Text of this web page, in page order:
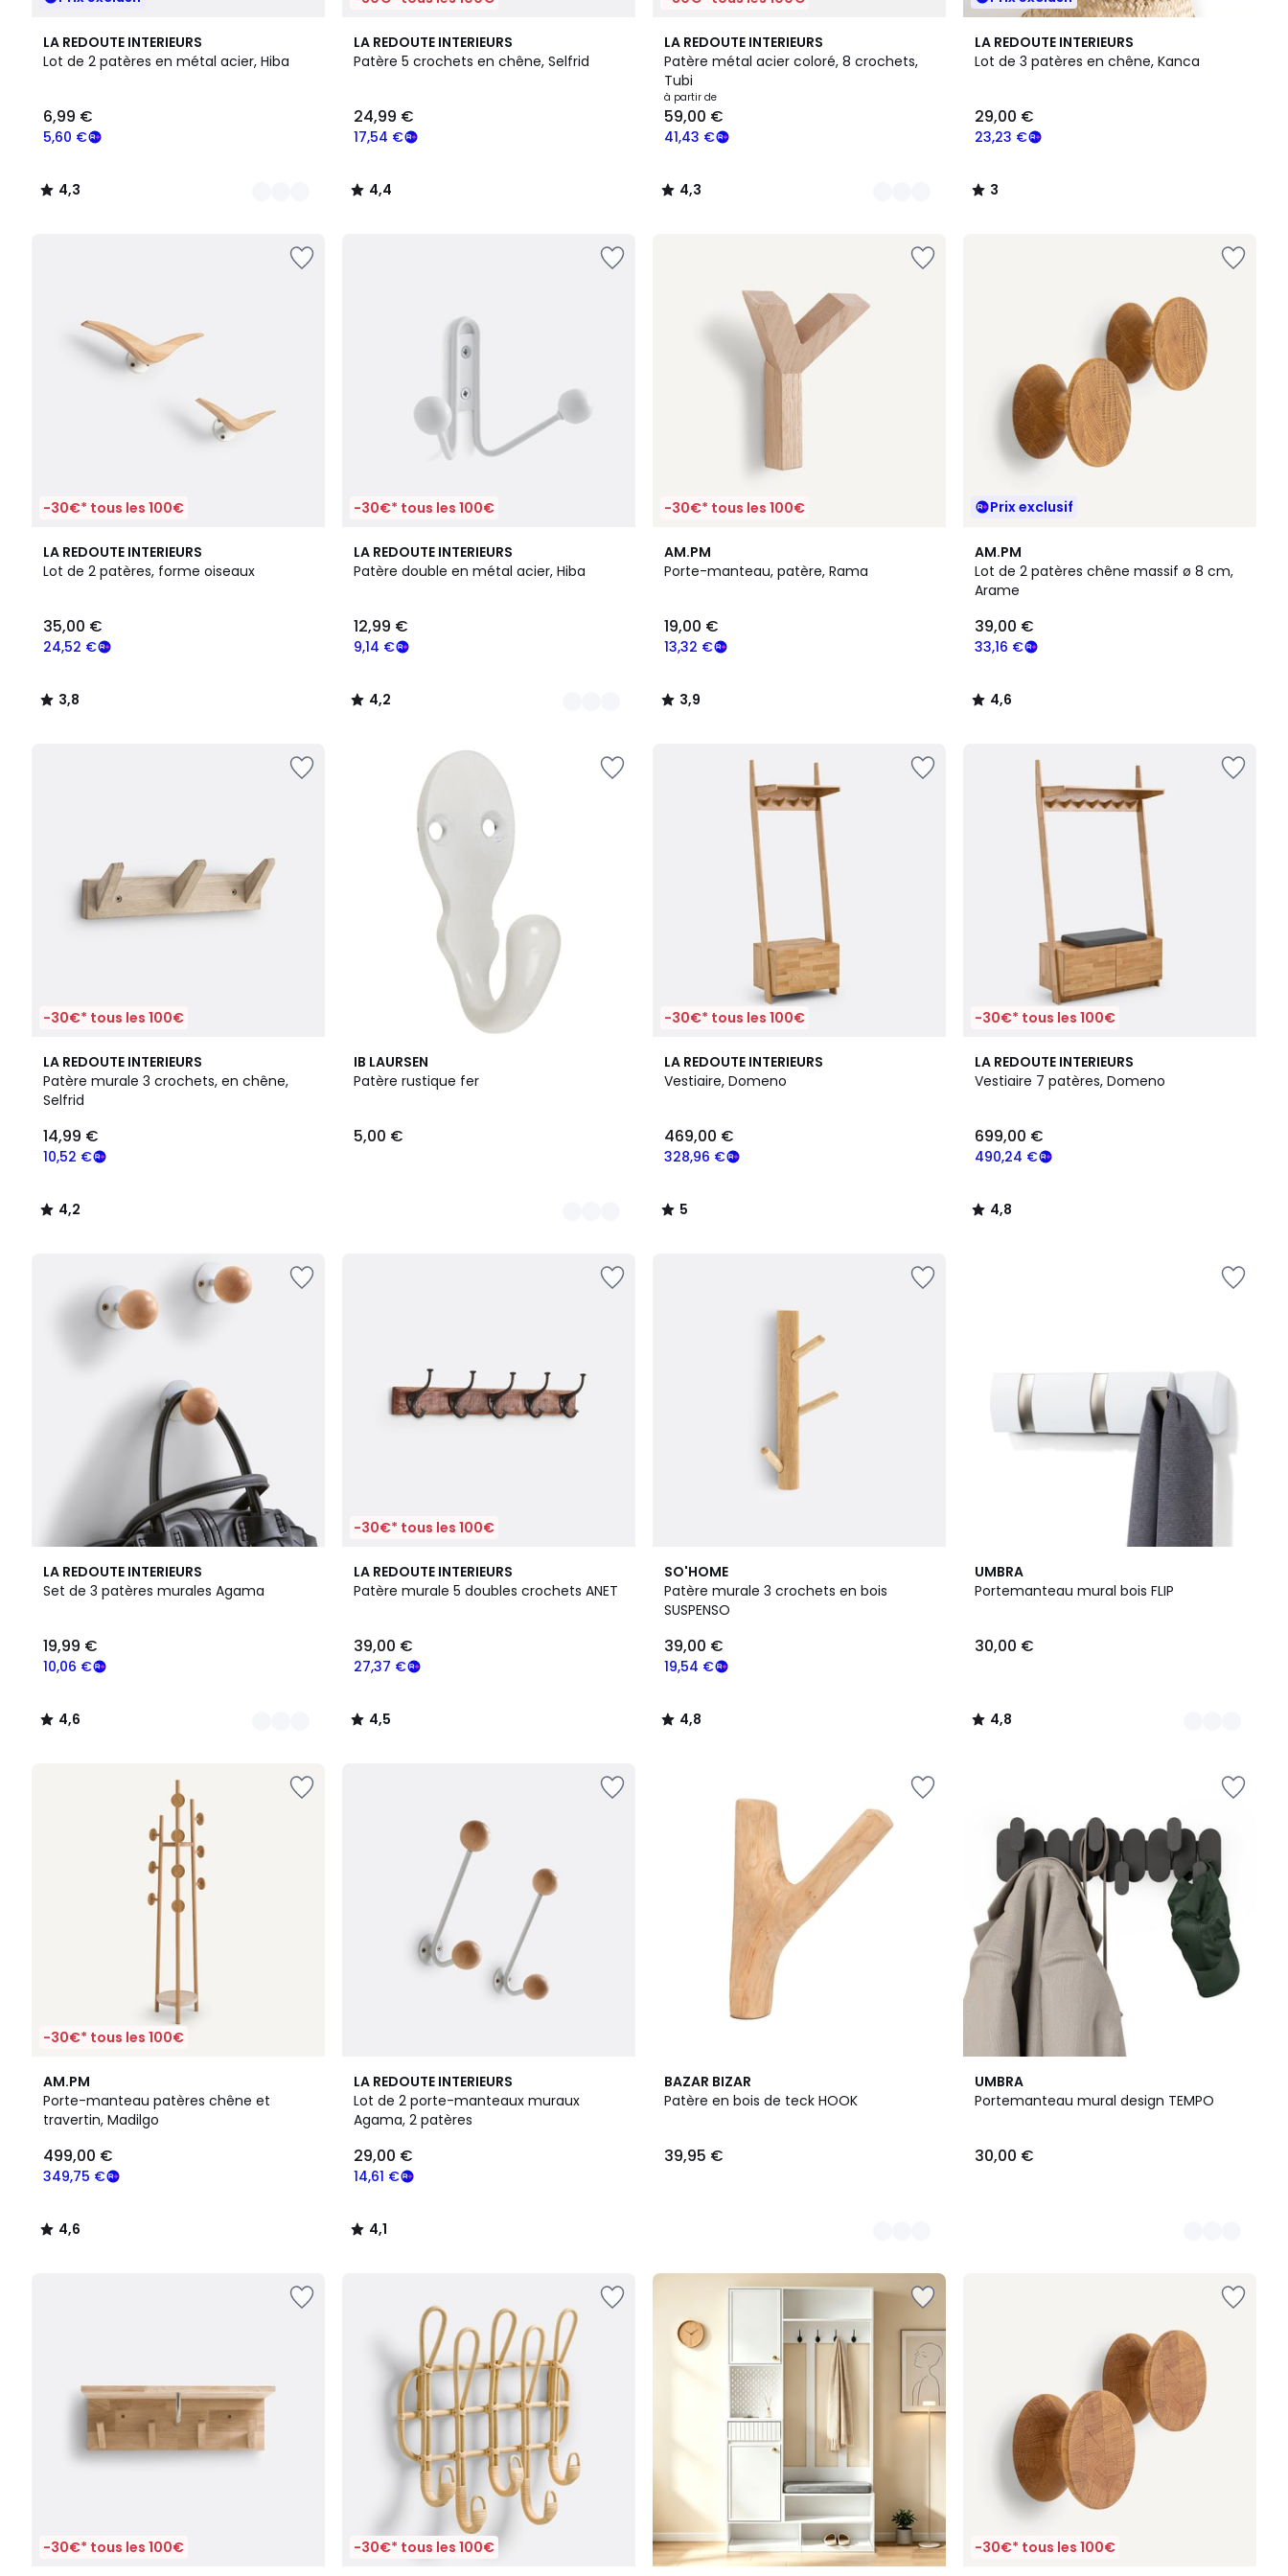
LA REDOUTE INTERIEURS
Lot de 2 patères en métal acier, Hiba
€
souscrivez
programme
5,60 €
6,99 €
4,3
/ 5
9
Couleurs
4,3
/
LA REDOUTE INTERIEURS
Patère 5 crochets en chêne, Selfrid
17,54 €
24,99 €
4,4
/ 5
4,4
/
LA REDOUTE INTERIEURS
Patère métal acier coloré, 8 crochets,
Tubi
à partir de
41,43 €
59,00 €
4,3
/ 5
6
Couleurs
4,3
/
LA REDOUTE INTERIEURS
Lot de 3 patères en chêne, Kanca
23,23 €
29,00 €
3
/
3
/
-30€* tous les 100€
LA REDOUTE INTERIEURS
Lot de 2 patères, forme oiseaux
24,52 €
35,00 €
3,8
/ 5
3,8
/
-30€* tous les 100€
LA REDOUTE INTERIEURS
Patère double en métal acier, Hiba
9,14 €
12,99 €
4,2
/ 5
3
Couleurs
4,2
/
-30€* tous les 100€
AM.PM
Porte-manteau, patère, Rama
13,32 €
19,00 €
3,9
/ 5
3,9
/
Prix exclusif
AM.PM
Lot de 2 patères chêne massif ø 8 cm,
Arame
33,16 €
39,00 €
4,6
/ 5
4,6
/
-30€* tous les 100€
LA REDOUTE INTERIEURS
Patère murale 3 crochets, en chêne,
Selfrid
10,52 €
14,99 €
4,2
/ 5
4,2
/
IB LAURSEN
Patère rustique fer
5,00 €
2
Couleurs
-30€* tous les 100€
LA REDOUTE INTERIEURS
Vestiaire, Domeno
328,96 €
469,00 €
5
/
5
/
-30€* tous les 100€
LA REDOUTE INTERIEURS
Vestiaire 7 patères, Domeno
490,24 €
699,00 €
4,8
/ 5
4,8
/
LA REDOUTE INTERIEURS
Set de 3 patères murales Agama
10,06 €
19,99 €
4,6
/ 5
2
Couleurs
4,6
/
-30€* tous les 100€
LA REDOUTE INTERIEURS
Patère murale 5 doubles crochets ANET
27,37 €
39,00 €
4,5
/ 5
4,5
/
SO'HOME
Patère murale 3 crochets en bois
SUSPENSO
19,54 €
39,00 €
4,8
/ 5
4,8
/
UMBRA
Portemanteau mural bois FLIP
30,00 €
4,8
/ 5
2
Couleurs
4,8
/
-30€* tous les 100€
AM.PM
Porte-manteau patères chêne et
travertin, Madilgo
349,75 €
499,00 €
4,6
/ 5
4,6
/
LA REDOUTE INTERIEURS
Lot de 2 porte-manteaux muraux
Agama, 2 patères
14,61 €
29,00 €
4,1
/ 5
4,1
/
BAZAR BIZAR
Patère en bois de teck HOOK
39,95 €
2
Couleurs
UMBRA
Portemanteau mural design TEMPO
30,00 €
2
Couleurs
-30€* tous les 100€ -30€* tous les 100€ -30€* tous les 100€